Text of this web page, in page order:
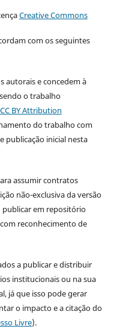
Creative Commons
com os seguintes
autorais e concedem à
o trabalho
CC BY Attribution
do trabalho com
publicação inicial nesta
assumir contratos
não-exclusiva da versão
em repositório
reconhecimento de
a publicar e distribuir
institucionais ou na sua
já que isso pode gerar
o impacto e a citação do
Livre).